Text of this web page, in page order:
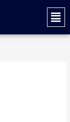
Main